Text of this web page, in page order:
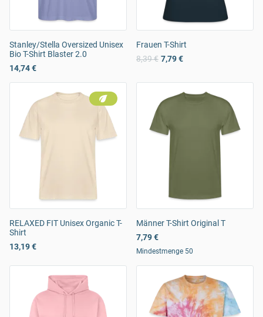
Stanley/Stella Oversized Unisex
Bio T-Shirt Blaster 2.0
14,74 €
Frauen T-Shirt
8,39 € 7,79 €
RELAXED FIT Unisex Organic T-
Shirt
13,19 €
Männer T-Shirt Original T
7,79 €
Mindestmenge 50